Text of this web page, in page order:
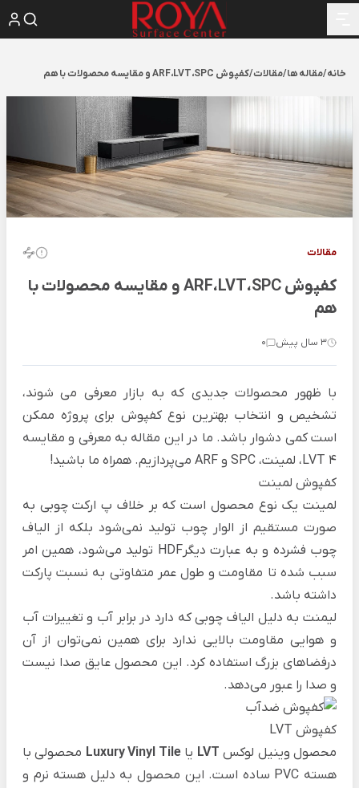
خانه/مقاله ها/مقالات/کفپوش ARF،LVT،SPC و مقایسه محصولات با هم
مقالات
کفپوش ARF،LVT،SPC و مقایسه محصولات با
هم
3 سال پیش 0
با ظهور محصولات جدیدی که به بازار معرفی می شوند،
تشخیص و انتخاب بهترین نوع کفپوش برای پروژه ممکن
است کمی دشوار باشد. ما در این مقاله به معرفی و مقایسه
4 LVT، لمینت، SPC و ARF می‌پردازیم. همراه ما باشید!
کفپوش لمینت
لمینتیک نوع محصول است که بر خلاف پارکت چوبی به
صورت مستقیم از الوار چوب تولید نمی‌شود بلکه از الیاف
چوب فشرده و به عبارت دیگرHDF تولید می‌شود، همین امر
سبب شده تا مقاومت و طول عمر متفاوتی به نسبت پارکت
داشته باشد.
لیمنت به دلیل الیاف چوبی که دارد در برابر آب و تغییرات آب
و هوایی مقاومت بالایی ندارد برای همین نمی‌توان از آن
درفضاهای بزرگ استفاده کرد. این محصول عایق صدا نیست
و صدا را عبور می‌دهد.
کفپوش LVT
محصول وینیل لوکس LVT یاLuxury Vinyl Tile محصولی با
هسته PVC ساده است. این محصول به دلیل هسته نرم و